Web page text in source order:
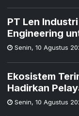
PT Len
Engineering
Senin, 10 Agustus
Ekosistem
Hadirkan
Senin, 10 Agustus